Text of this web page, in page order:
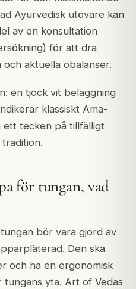
Ayurvedisk utövare kan
av en konsultation
för att dra
aktuella obalanser.
en tjock vit beläggning
klassiskt Ama-
ett tecken på tillfälligt
för tungan, vad
bör vara gjord av
Den ska
och ha en ergonomisk
yta. Art of Vedas